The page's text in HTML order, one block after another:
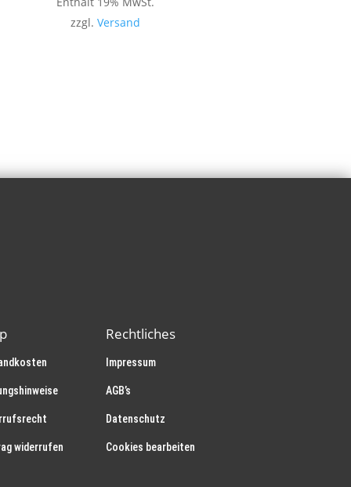
zzgl.Versand
widerrufen
Rechtliches
Impressum
AGB’s
Datenschutz
Cookies bearbeiten